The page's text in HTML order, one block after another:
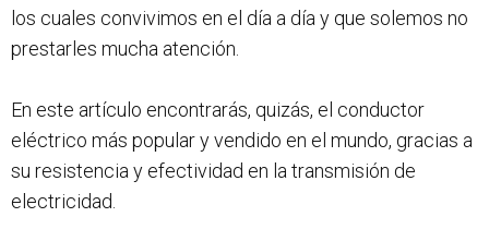
los cuales convivimos en el día a día y que solemos no
prestarles mucha atención.
En este artículo encontrarás, quizás, el conductor
eléctrico más popular y vendido en el mundo, gracias a
su resistencia y efectividad en la transmisión de
electricidad.